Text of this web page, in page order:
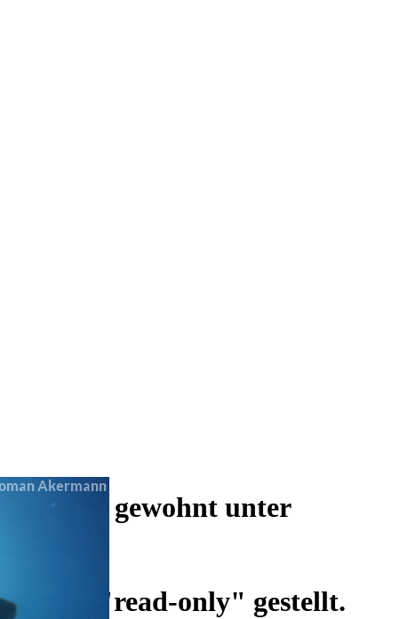
und wie gewohnt unter
ist auf "read-only" gestellt.